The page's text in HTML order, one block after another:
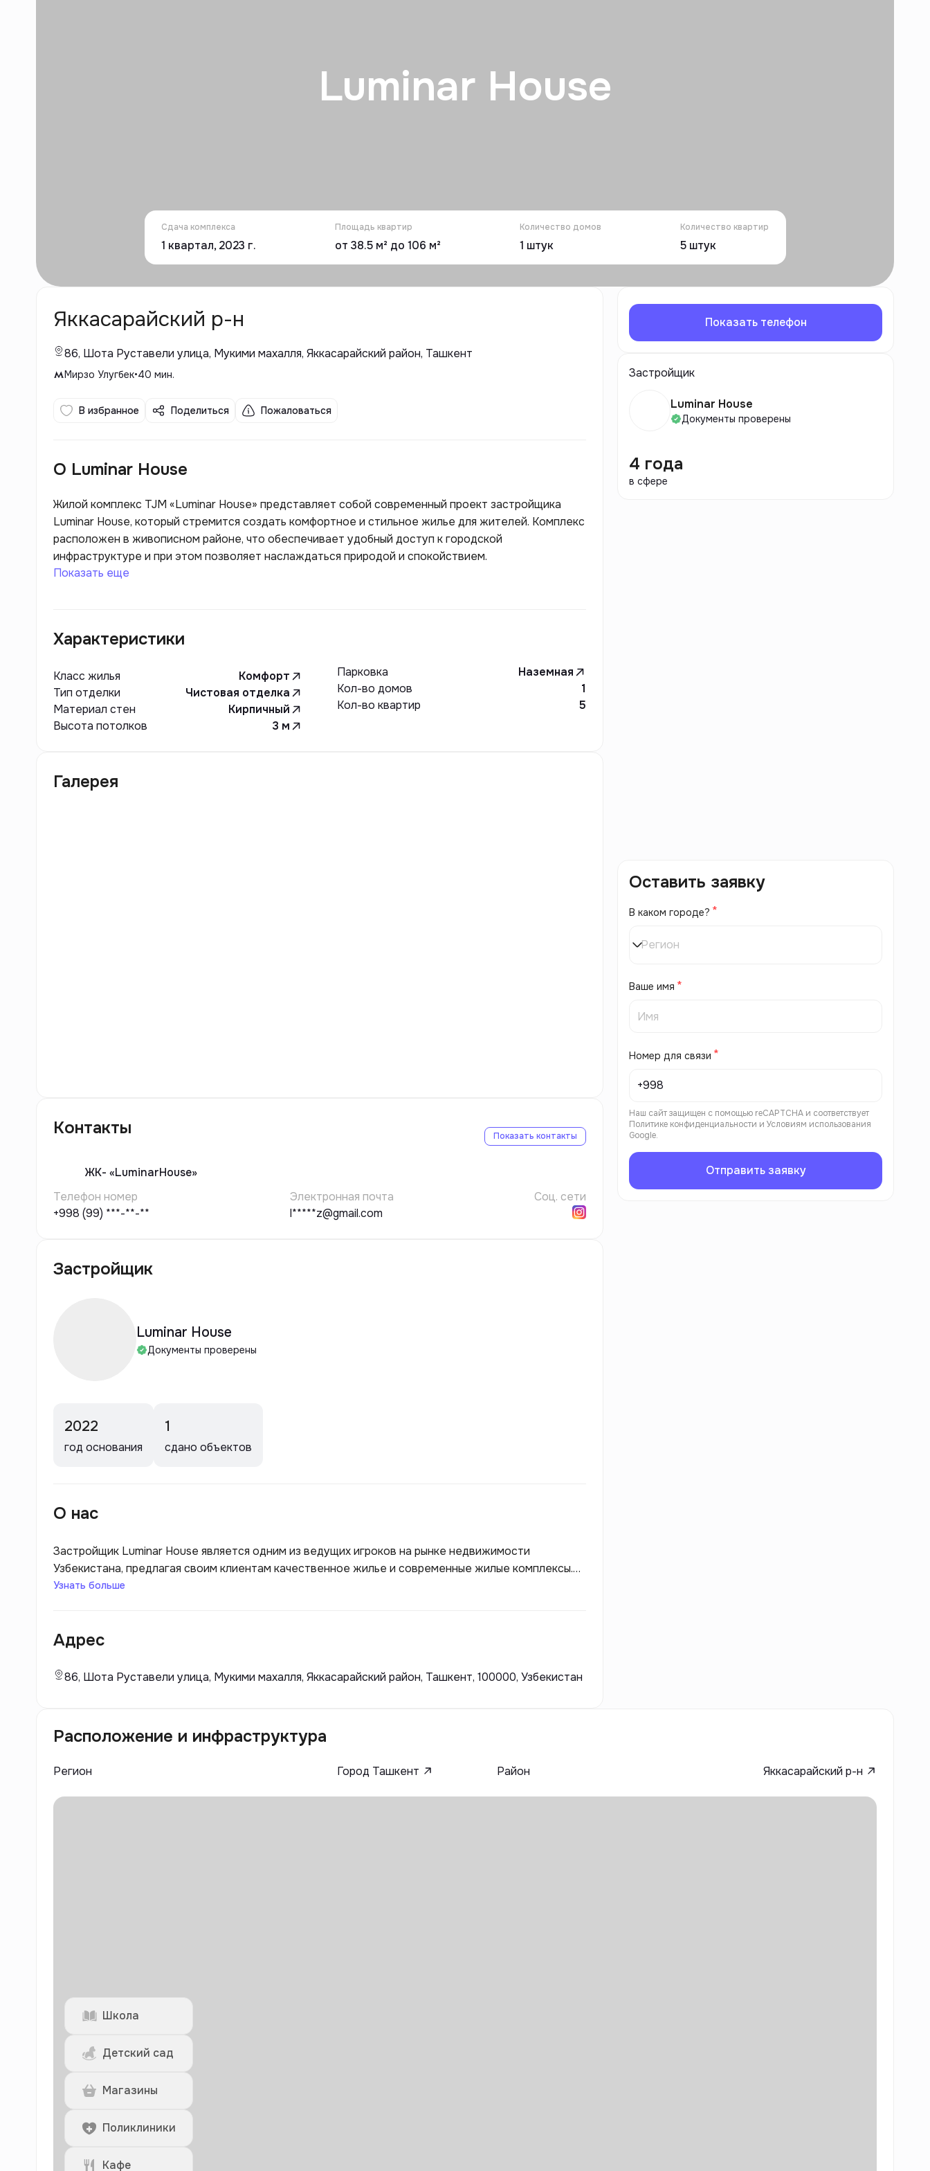
Luminar House
Сдача комплекса
1 квартал, 2023 г.
Площадь квартир
от 38.5 м² до 106 м²
Количество домов
1 штук
Количество квартир
5 штук
Яккасарайский р-н
86, Шота Руставели улица, Мукими махалля, Яккасарайский район, Ташкент
Мирзо Улугбек•40 мин.
В избранное Поделиться Пожаловаться
О Luminar House
Жилой комплекс TJM «Luminar House» представляет собой современный проект застройщика
Luminar House, который стремится создать комфортное и стильное жилье для жителей. Комплекс
расположен в живописном районе, что обеспечивает удобный доступ к городской
инфраструктуре и при этом позволяет наслаждаться природой и спокойствием.
Показать еще
Характеристики
Класс жилья
Комфорт
Тип отделки
Чистовая отделка
Материал стен
Кирпичный
Высота потолков
3 м
Парковка
Наземная
Кол-во домов
1
Кол-во квартир
5
Галерея
Контакты Показать контакты
ЖК- «LuminarHouse»
Телефон номер
+998 (99) ***-**-**
Электронная почта
l*****z@gmail.com
Соц. сети
Застройщик
Luminar House
Документы проверены
2022
год основания
1
сдано объектов
О нас
Застройщик Luminar House является одним из ведущих игроков на рынке недвижимости
Узбекистана, предлагая своим клиентам качественное жилье и современные жилые комплексы.
Благодаря высокому уровню профессионализма и опыту команды, компания зарекомендовала
позволяет создавать комфортные и безопасные условия для жизни.
Узнать больше
Адрес
86, Шота Руставели улица, Мукими махалля, Яккасарайский район, Ташкент, 100000, Узбекистан
Показать телефон
Застройщик
Luminar House
Документы проверены
4 года
в сфере
Оставить заявку
В каком городе?
Регион
Ваше имя
Номер для связи
Наш сайт защищен с помощью reCAPTCHA и соответствует
Политике конфиденциальности и Условиям использования
Google.
Отправить заявку
Расположение и инфраструктура
Регион Город Ташкент Район Яккасарайский р-н
Школа
Детский сад
Магазины
Поликлиники
Кафе